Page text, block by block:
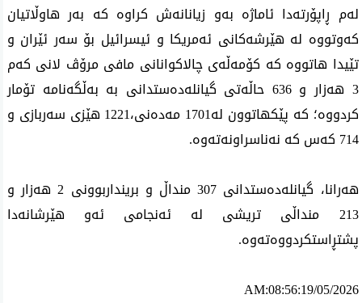
له‌م ڕاپۆرتەدا ئاماژە بەو زیانانەش کراوە کە بەر هاوڵاتیان
کەوتووە لە هێرشەکانی ئەمریکا و ئیسرائیل بۆ سەر ئێران و
تێیدا هاتووە کە کۆمەڵەی چالاکوانانی مافی مرۆڤ لانی کەم
3 هەزار و636 حاڵەتی گیانلەدەستدانی بە بەڵگەنامە تۆمار
کردووە؛ کە پێکهاتوون لە1701 مەدەنی،1221 هێزی سەربازی و
714 کەس کە نەناسراونەتەوە.
هەرانا، گیانلەدەستدانی 307منداڵ و برینداربوونی 2هەزار و
213 منداڵی تریشی لە ئەنجامی ئەو هێرشانەدا
پشتڕاستکردووەتەوە.
AM:08:56:19/05/2026